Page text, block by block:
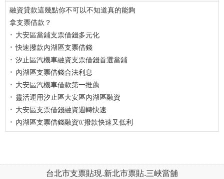
融資貸款這幾點你不可以不知道真的能夠
拿支票借款？
大安區當鋪支票借錢多元化
快速撥款內湖區支票借錢
汐止區汽機車融資支票借錢首選當鋪
內湖區支票借錢合法利息
大安區汽機車借款第一推薦
靈活運用汐止區大安區內湖區融資
大安區支票借錢融資週轉快速
內湖區支票借錢融資\\'撥款快速又低利
息
內湖區支票貼現借錢便利簡單
台北市支票貼現.新北市票貼.三峽當舖